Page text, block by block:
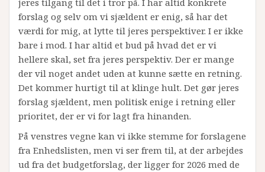
jeres tilgang til det i tror på. I har altid konkrete
forslag og selv om vi sjældent er enig, så har det
værdi for mig, at lytte til jeres perspektiver. I er ikke
bare i mod. I har altid et bud på hvad det er vi
hellere skal, set fra jeres perspektiv. Der er mange
der vil noget andet uden at kunne sætte en retning.
Det kommer hurtigt til at klinge hult. Det gør jeres
forslag sjældent, men politisk enige i retning eller
prioritet, der er vi for lagt fra hinanden.
På venstres vegne kan vi ikke stemme for forslagene
fra Enhedslisten, men vi ser frem til, at der arbejdes
ud fra det budgetforslag, der ligger for 2026 med de